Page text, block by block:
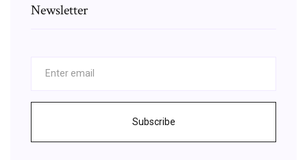
Newsletter
Subscribe